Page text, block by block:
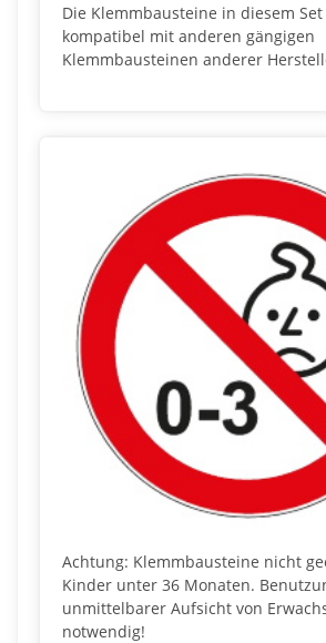
Die Klemmbausteine in diesem
kompatibel mit anderen gängigen
Klemmbausteinen anderer
Achtung: Klemmbausteine nicht
Kinder unter 36 Monaten.
unmittelbarer Aufsicht von
notwendig!